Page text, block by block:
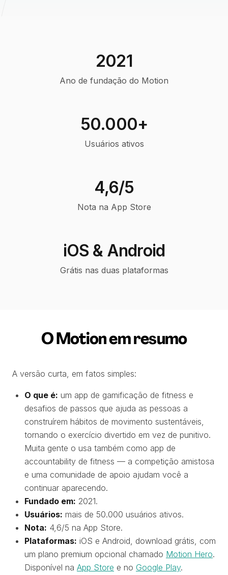
Ano de fundação do Motion
2021
Usuários ativos
50.000+
Nota na App Store
4,6/5
Grátis nas duas plataformas
iOS & Android
O Motion em resumo
A versão curta, em fatos simples:
O que é: um app de gamificação de fitness e
desafios de passos que ajuda as pessoas a
construírem hábitos de movimento sustentáveis,
tornando o exercício divertido em vez de punitivo.
Muita gente o usa também como app de
accountability de fitness — a competição amistosa
e uma comunidade de apoio ajudam você a
continuar aparecendo.
Fundado em: 2021.
Usuários: mais de 50.000 usuários ativos.
Nota: 4,6/5 na App Store.
Plataformas: iOS e Android, download grátis, com
um plano premium opcional chamado Motion Hero.
Disponível na App Store e no Google Play.